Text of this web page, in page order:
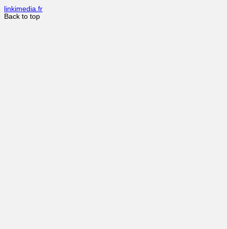
linkimedia.fr
Back to top